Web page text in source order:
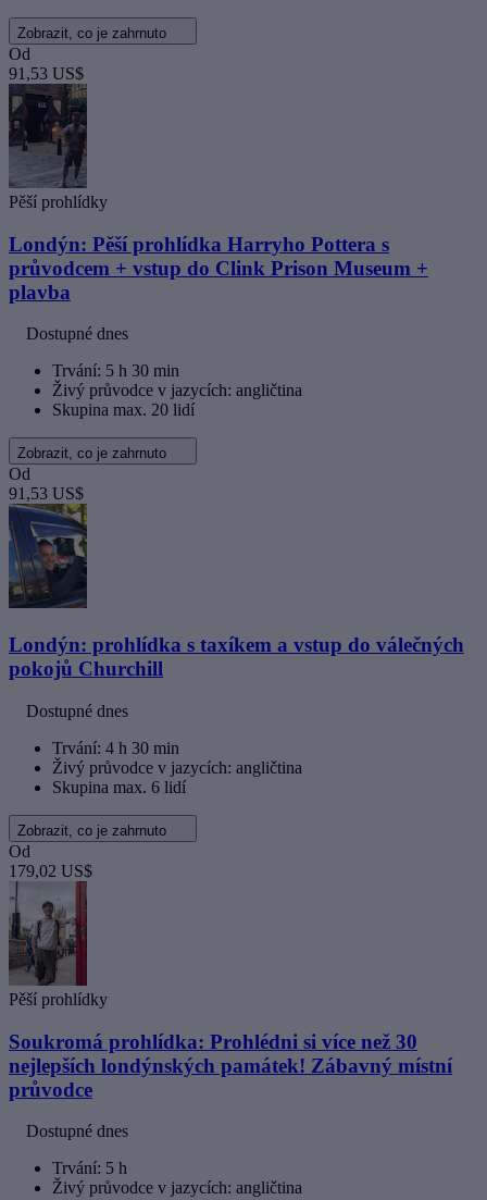
Zobrazit, co je zahrnuto
Od
91,53 US$
Pěší prohlídky
Londýn: Pěší prohlídka Harryho Pottera s
průvodcem + vstup do Clink Prison Museum +
plavba
Dostupné dnes
Trvání: 5 h 30 min
Živý průvodce v jazycích: angličtina
Skupina max. 20 lidí
Zobrazit, co je zahrnuto
Od
91,53 US$
Londýn: prohlídka s taxíkem a vstup do válečných
pokojů Churchill
Dostupné dnes
Trvání: 4 h 30 min
Živý průvodce v jazycích: angličtina
Skupina max. 6 lidí
Zobrazit, co je zahrnuto
Od
179,02 US$
Pěší prohlídky
Soukromá prohlídka: Prohlédni si více než 30
nejlepších londýnských památek! Zábavný místní
průvodce
Dostupné dnes
Trvání: 5 h
Živý průvodce v jazycích: angličtina